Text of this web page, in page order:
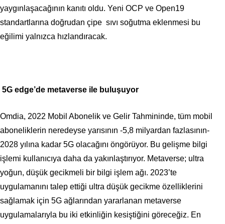
yaygınlaşacağının kanıtı oldu. Yeni OCP ve Open19
standartlarına doğrudan çipe sıvı soğutma eklenmesi bu
eğilimi yalnızca hızlandıracak.
5G edge’de metaverse ile buluşuyor
Omdia, 2022 Mobil Abonelik ve Gelir Tahmininde, tüm mobil
aboneliklerin neredeyse yarısının -5,8 milyardan fazlasının-
2028 yılına kadar 5G olacağını öngörüyor. Bu gelişme bilgi
işlemi kullanıcıya daha da yakınlaştırıyor. Metaverse; ultra
yoğun, düşük gecikmeli bir bilgi işlem ağı. 2023’te
uygulamanını talep ettiği ultra düşük gecikme özelliklerini
sağlamak için 5G ağlarından yararlanan metaverse
uygulamalarıyla bu iki etkinliğin kesiştiğini göreceğiz. En